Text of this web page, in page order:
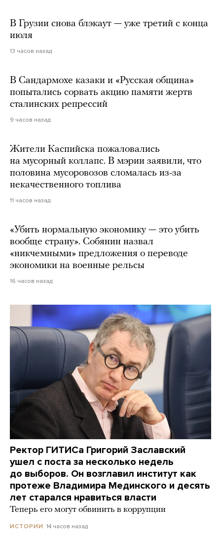
В Грузии снова блэкаут — уже третий с конца
июля
13 часов назад
В Сандармохе казаки и «Русская община»
попытались сорвать акцию памяти жертв
сталинских репрессий
9 часов назад
Жители Каспийска пожаловались
на мусорный коллапс. В мэрии заявили, что
половина мусоровозов сломалась из-за
некачественного топлива
11 часов назад
«Убить нормальную экономику — это убить
вообще страну». Собянин назвал
«никчемными» предложения о переводе
экономики на военные рельсы
16 часов назад
Ректор ГИТИСа Григорий Заславский
ушел с поста за несколько недель
до выборов. Он возглавил институт как
протеже Владимира Мединского и десять
лет старался нравиться власти
Теперь его могут обвинить в коррупции
ИСТОРИИ 14 часов назад